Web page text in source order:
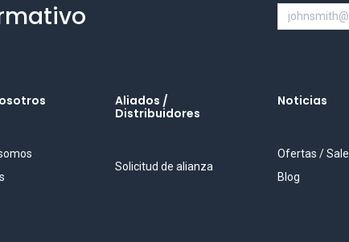
Aliados /
Distribuidores
Solicitud de alianza
Noticias
Ofertas / Sale
Blog